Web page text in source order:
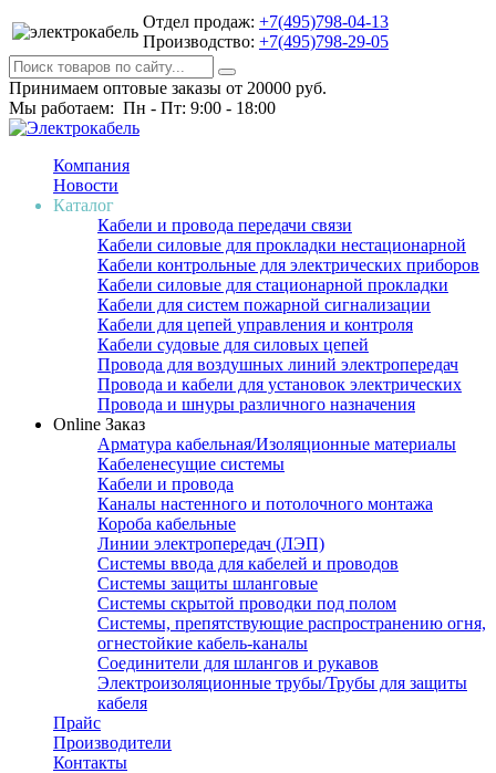
Отдел продаж: +7(495)798-04-13
Производство: +7(495)798-29-05
Принимаем оптовые заказы от 20000 руб.
Мы работаем: Пн - Пт: 9:00 - 18:00
Компания
Новости
Каталог
Кабели и провода передачи связи
Кабели силовые для прокладки нестационарной
Кабели контрольные для электрических приборов
Кабели силовые для стационарной прокладки
Кабели для систем пожарной сигнализации
Кабели для цепей управления и контроля
Кабели судовые для силовых цепей
Провода для воздушных линий электропередач
Провода и кабели для установок электрических
Провода и шнуры различного назначения
Online Заказ
Арматура кабельная/Изоляционные материалы
Кабеленесущие системы
Кабели и провода
Каналы настенного и потолочного монтажа
Короба кабельные
Линии электропередач (ЛЭП)
Системы ввода для кабелей и проводов
Системы защиты шланговые
Системы скрытой проводки под полом
Системы, препятствующие распространению огня,
огнестойкие кабель-каналы
Соединители для шлангов и рукавов
Электроизоляционные трубы/Трубы для защиты
кабеля
Прайс
Производители
Контакты